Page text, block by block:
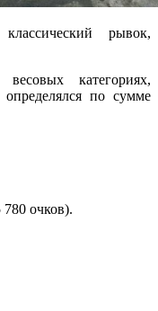
рывок,
категориях,
по сумме
очков).